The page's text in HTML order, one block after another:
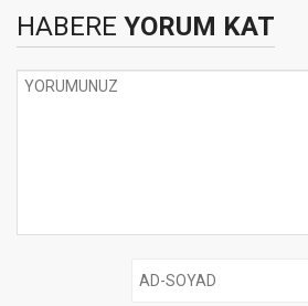
HABERE YORUM KAT